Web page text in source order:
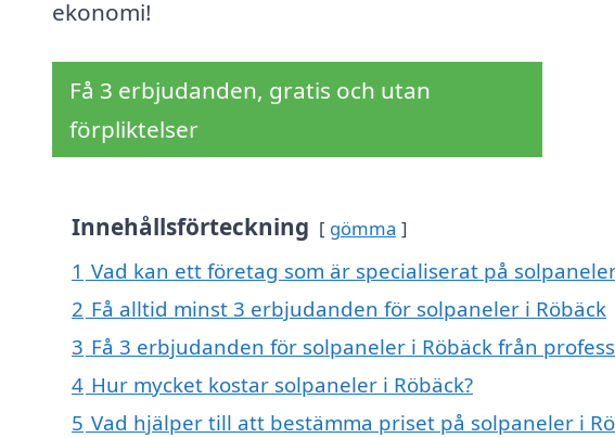
ekonomi!
Få 3 erbjudanden, gratis och utan
förpliktelser
Innehållsförteckning gömma
1 Vad kan ett företag som är specialiserat på
2 Få alltid minst 3 erbjudanden för solpaneler i Röbäck
3 Få 3 erbjudanden för solpaneler i Röbäck från
4 Hur mycket kostar solpaneler i Röbäck?
5 Vad hjälper till att bestämma priset på solpaneler i